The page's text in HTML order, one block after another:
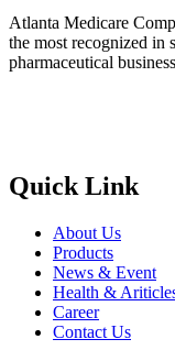
Atlanta Medicare
the most recognized in
pharmaceutical
Quick Link
About Us
Products
News & Event
Health &
Career
Contact Us